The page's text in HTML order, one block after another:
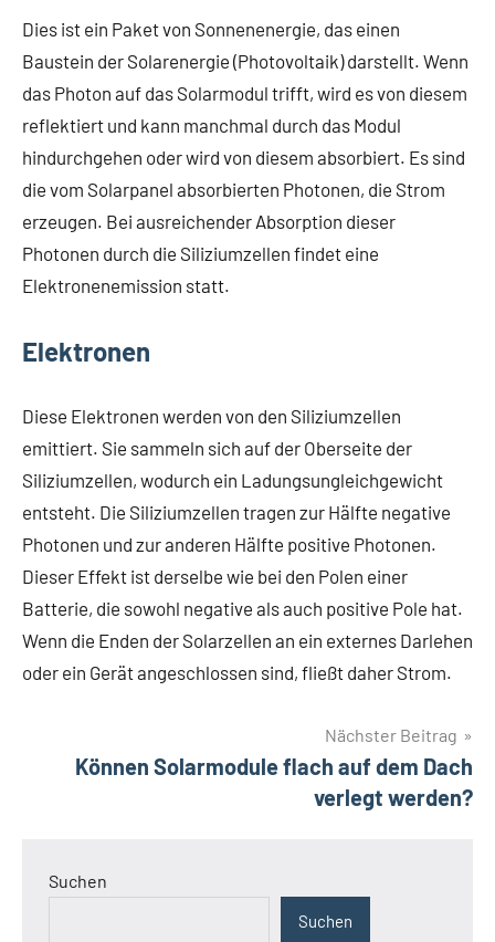
Dies ist ein Paket von Sonnenenergie, das einen
Baustein der Solarenergie (Photovoltaik) darstellt. Wenn
das Photon auf das Solarmodul trifft, wird es von diesem
reflektiert und kann manchmal durch das Modul
hindurchgehen oder wird von diesem absorbiert. Es sind
die vom Solarpanel absorbierten Photonen, die Strom
erzeugen. Bei ausreichender Absorption dieser
Photonen durch die Siliziumzellen findet eine
Elektronenemission statt.
Elektronen
Diese Elektronen werden von den Siliziumzellen
emittiert. Sie sammeln sich auf der Oberseite der
Siliziumzellen, wodurch ein Ladungsungleichgewicht
entsteht. Die Siliziumzellen tragen zur Hälfte negative
Photonen und zur anderen Hälfte positive Photonen.
Dieser Effekt ist derselbe wie bei den Polen einer
Batterie, die sowohl negative als auch positive Pole hat.
Wenn die Enden der Solarzellen an ein externes Darlehen
oder ein Gerät angeschlossen sind, fließt daher Strom.
Nächster Beitrag
Können Solarmodule flach auf dem Dach
verlegt werden?
Suchen
Suchen